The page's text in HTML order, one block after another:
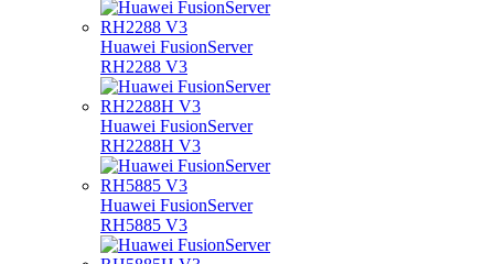
Huawei FusionServer
RH2288 V3
Huawei FusionServer
RH2288H V3
Huawei FusionServer
RH5885 V3